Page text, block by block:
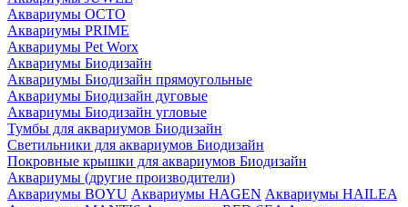
Аквариумы OCTO
Аквариумы PRIME
Аквариумы Pet Worx
Аквариумы Биодизайн
Аквариумы Биодизайн прямоугольные
Аквариумы Биодизайн дуговые
Аквариумы Биодизайн угловые
Тумбы для аквариумов Биодизайн
Светильники для аквариумов Биодизайн
Покровные крышки для аквариумов Биодизайн
Аквариумы (другие производители)
Аквариумы BOYU Аквариумы HAGEN Аквариумы HAILEA